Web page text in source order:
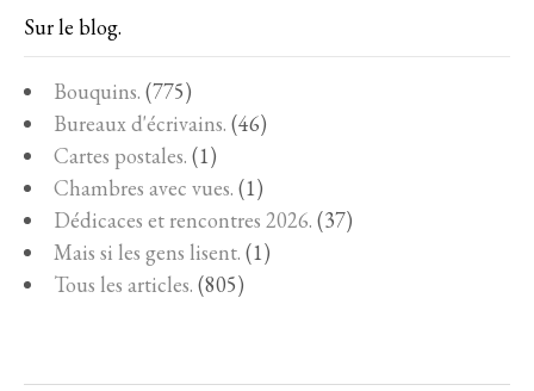
Sur le blog.
Bouquins. (775)
Bureaux d'écrivains. (46)
Cartes postales. (1)
Chambres avec vues. (1)
Dédicaces et rencontres 2026. (37)
Mais si les gens lisent. (1)
Tous les articles. (805)